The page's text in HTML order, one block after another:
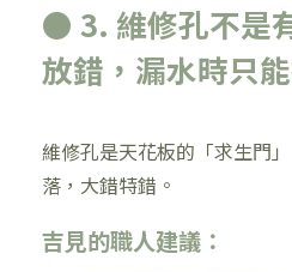
● 3. 維修孔不是
放錯，漏水時只
維修孔是天花板的「求生門
落，大錯特錯。
吉見的職人建議：